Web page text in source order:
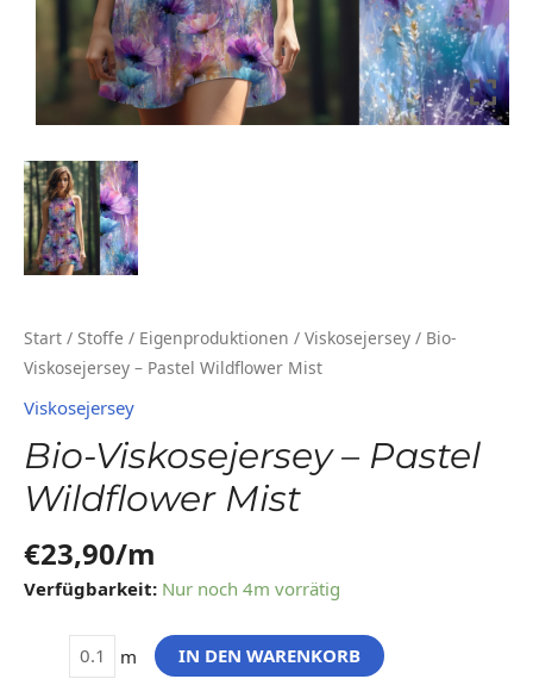
Start / Stoffe / Eigenproduktionen / Viskosejersey / Bio-
Viskosejersey – Pastel Wildflower Mist
Viskosejersey
Bio-Viskosejersey – Pastel
Wildflower Mist
€23,90/m
Verfügbarkeit: Nur noch 4m vorrätig
m IN DEN WARENKORB